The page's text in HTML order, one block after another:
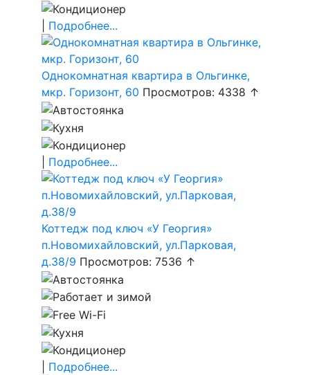
Подробнее...
Однокомнатная квартира в Ольгинке,
мкр. Горизонт, 60 Просмотров: 4338 ↑
Подробнее...
Коттедж под ключ «У Георгия»
п.Новомихайловский, ул.Парковая,
д.38/9 Просмотров: 7536 ↑
Подробнее...